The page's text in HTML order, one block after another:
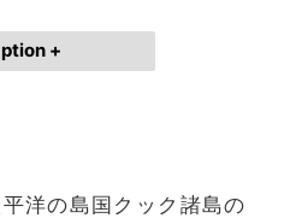
+
洋の島国クック諸島の